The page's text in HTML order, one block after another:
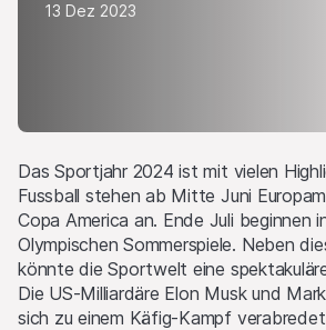
13 Dez 2023
Das Sportjahr 2024 ist mit vielen
Fussball stehen ab Mitte Juni
Copa America an. Ende Juli beginnen
Olympischen Sommerspiele. Neben
könnte die Sportwelt eine
Die US-Milliardäre Elon Musk und
sich zu einem Käfig-Kampf